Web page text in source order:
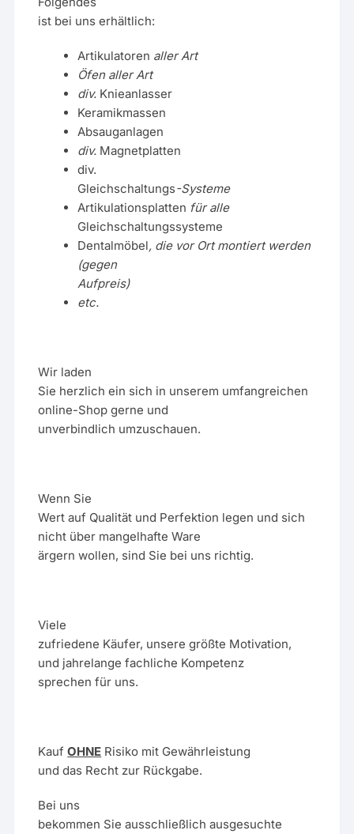
ist bei uns erhältlich:
Artikulatoren aller Art
Öfen aller Art
div. Knieanlasser
Keramikmassen
Absauganlagen
div. Magnetplatten
div.
Gleichschaltungs-Systeme
Artikulationsplatten für alle
Gleichschaltungssysteme
Dentalmöbel, die vor Ort montiert werden
(gegen
Aufpreis)
etc.
Wir laden
Sie herzlich ein sich in unserem umfangreichen
online-Shop gerne und
unverbindlich umzuschauen.
Wenn Sie
Wert auf Qualität und Perfektion legen und sich
nicht über mangelhafte Ware
ärgern wollen, sind Sie bei uns richtig.
Viele
zufriedene Käufer, unsere größte Motivation,
und jahrelange fachliche Kompetenz
sprechen für uns.
KaufOHNE Risiko mit Gewährleistung
und das Recht zur Rückgabe.
Bei uns
bekommen Sie ausschließlich ausgesuchte